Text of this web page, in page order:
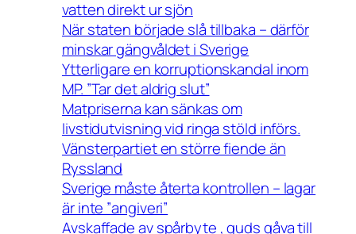
vatten direkt ur sjön
När staten började slå tillbaka – därför
minskar gängvåldet i Sverige
Ytterligare en korruptionskandal inom
MP. ”Tar det aldrig slut”
Matpriserna kan sänkas om
livstidutvisning vid ringa stöld införs.
Vänsterpartiet en större fiende än
Ryssland
Sverige måste återta kontrollen – lagar
är inte ”angiveri”
Avskaffade av spårbyte , guds gåva till